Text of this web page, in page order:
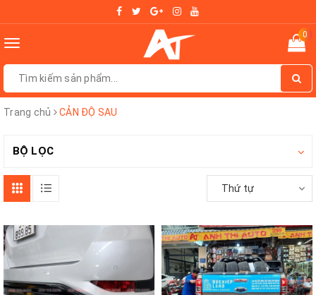
Toggle
0
Trang chủ CẢN ĐỘ SAU
BỘ LỌC
Thứ tự